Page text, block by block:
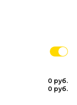
0 руб.
0 руб.